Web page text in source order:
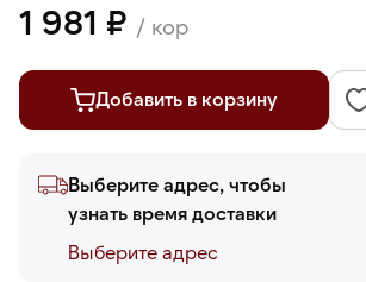
1 981 ₽ / кор
Добавить в корзину
Выберите адрес, чтобы
узнать время доставки
Выберите адреc